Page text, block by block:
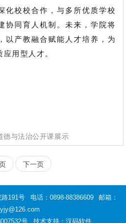
化校校合作，与多所优质学校
协同育人机制。未来，学院将
以产教融合赋能人才培养，为
用型人才。
德与法治公开课展示
下一页
191号 电话：0898-88386609
邮箱：
号 技术支持：汉码软件